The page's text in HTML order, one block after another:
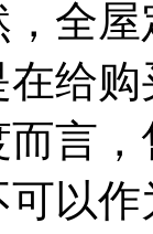
全
给
言
以